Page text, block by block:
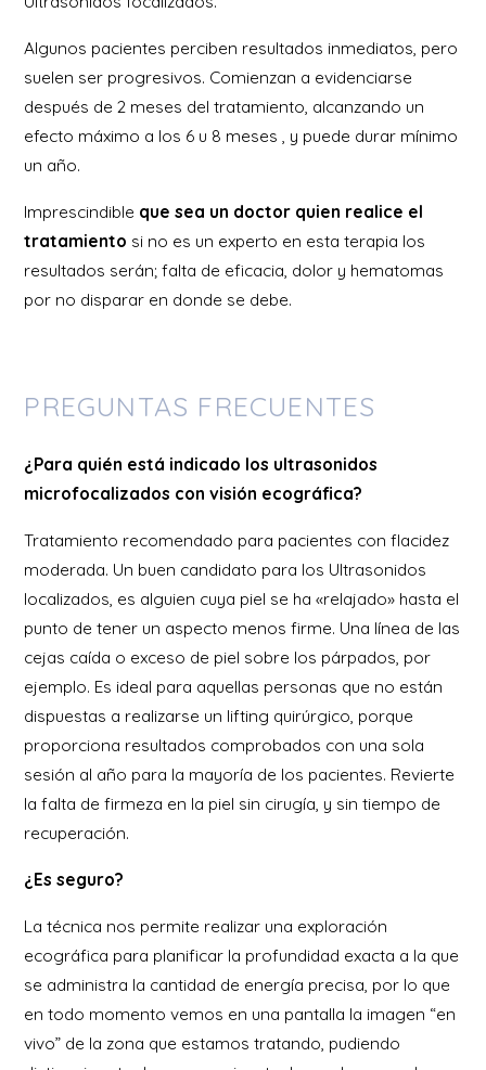
Algunos pacientes perciben resultados inmediatos, pero
suelen ser progresivos. Comienzan a evidenciarse
después de 2 meses del tratamiento, alcanzando un
efecto máximo a los 6 u 8 meses , y puede durar mínimo
un año.
Imprescindible que sea un doctor quien realice el
tratamiento si no es un experto en esta terapia los
resultados serán; falta de eficacia, dolor y hematomas
por no disparar en donde se debe.
PREGUNTAS FRECUENTES
¿Para quién está indicado los ultrasonidos
microfocalizados con visión ecográfica?
Tratamiento recomendado para pacientes con flacidez
moderada. Un buen candidato para los Ultrasonidos
localizados, es alguien cuya piel se ha «relajado» hasta el
punto de tener un aspecto menos firme. Una línea de las
cejas caída o exceso de piel sobre los párpados, por
ejemplo. Es ideal para aquellas personas que no están
dispuestas a realizarse un lifting quirúrgico, porque
proporciona resultados comprobados con una sola
sesión al año para la mayoría de los pacientes. Revierte
la falta de firmeza en la piel sin cirugía, y sin tiempo de
recuperación.
¿Es seguro?
La técnica nos permite realizar una exploración
ecográfica para planificar la profundidad exacta a la que
se administra la cantidad de energía precisa, por lo que
en todo momento vemos en una pantalla la imagen “en
vivo” de la zona que estamos tratando, pudiendo